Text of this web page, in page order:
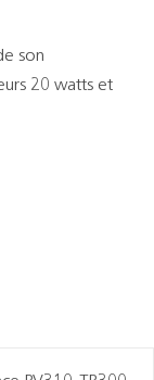
son
20 watts et